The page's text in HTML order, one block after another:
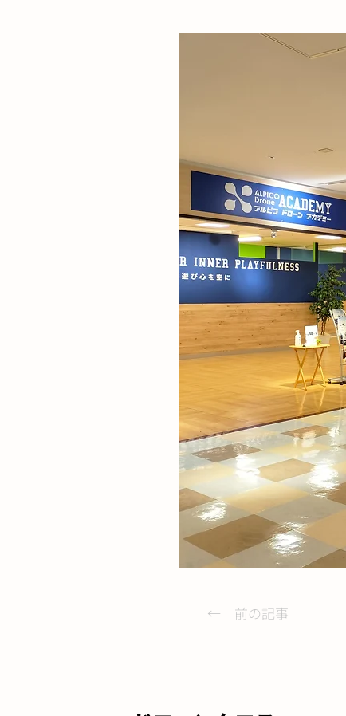
← 前の記事